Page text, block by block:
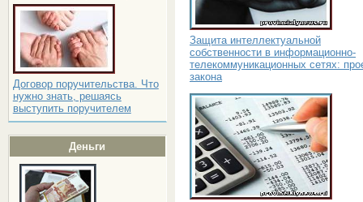
Договор поручительства. Что
нужно знать, решаясь
выступить поручителем
Деньги
Защита интеллектуальной
собственности в информационно-
телекоммуникационных сетях:
закона